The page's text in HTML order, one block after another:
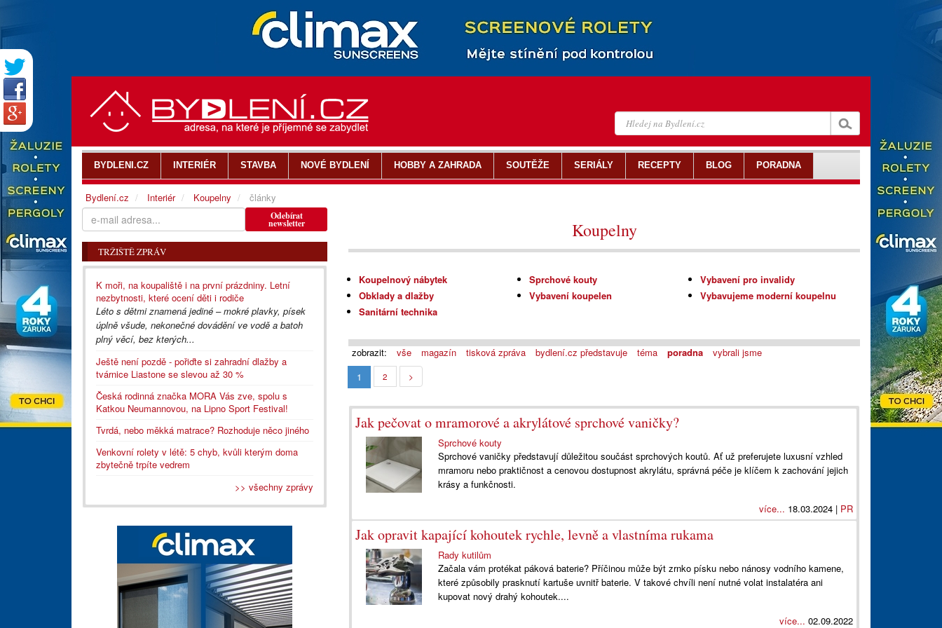
Koupelny
Koupelnový nábytek
Obklady a dlažby
Sanitární technika
Sprchové kouty
Vybavení koupelen
Vybavení pro invalidy
Vybavujeme moderní koupelnu
zobrazit: vše magazín tisková zpráva bydlení.cz představuje téma poradna
vybrali jsme
1
2 >
Jak pečovat o mramorové a akrylátové sprchové vaničky?
Sprchové kouty
Sprchové vaničky představují důležitou součást sprchových koutů. Ať už preferujete luxusní vzhled
mramoru nebo praktičnost a cenovou dostupnost akrylátu, správná péče je klíčem k zachování jejich
krásy a funkčnosti.
více... 18.03.2024 | PR
Jak opravit kapající kohoutek rychle, levně a vlastníma rukama
Rady kutilům
Začala vám protékat páková baterie? Příčinou může být zrnko písku nebo nánosy vodního kamene,
které způsobily prasknutí kartuše uvnitř baterie. V takové chvíli není nutné volat instalatéra ani
kupovat nový drahý kohoutek....
více... 02.09.2022
Odebírat
newsletter
TRŽIŠTĚ ZPRÁV
K moři, na koupaliště i na první prázdniny. Letní
nezbytnosti, které ocení děti i rodiče
Léto s dětmi znamená jediné – mokré plavky, písek
úplně všude, nekonečné dovádění ve vodě a batoh
plný věcí, bez kterých...
Ještě není pozdě - pořiďte si zahradní dlažby a
tvárnice Liastone se slevou až 30 %
Česká rodinná značka MORA Vás zve, spolu s
Katkou Neumannovou, na Lipno Sport Festival!
Tvrdá, nebo měkká matrace? Rozhoduje něco jiného
Venkovní rolety v létě: 5 chyb, kvůli kterým doma
zbytečně trpíte vedrem
>> všechny zprávy
BYDLENI.CZ INTERIÉR STAVBA NOVÉ BYDLENÍ HOBBY A ZAHRADA SOUTĚŽE SERIÁLY RECEPTY BLOG PORADNA
Bydlení.cz Interiér Koupelny články